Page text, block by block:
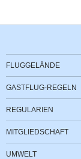
FLUGGELÄNDE
GASTFLUG-REGELN
REGULARIEN
MITGLIEDSCHAFT
UMWELT